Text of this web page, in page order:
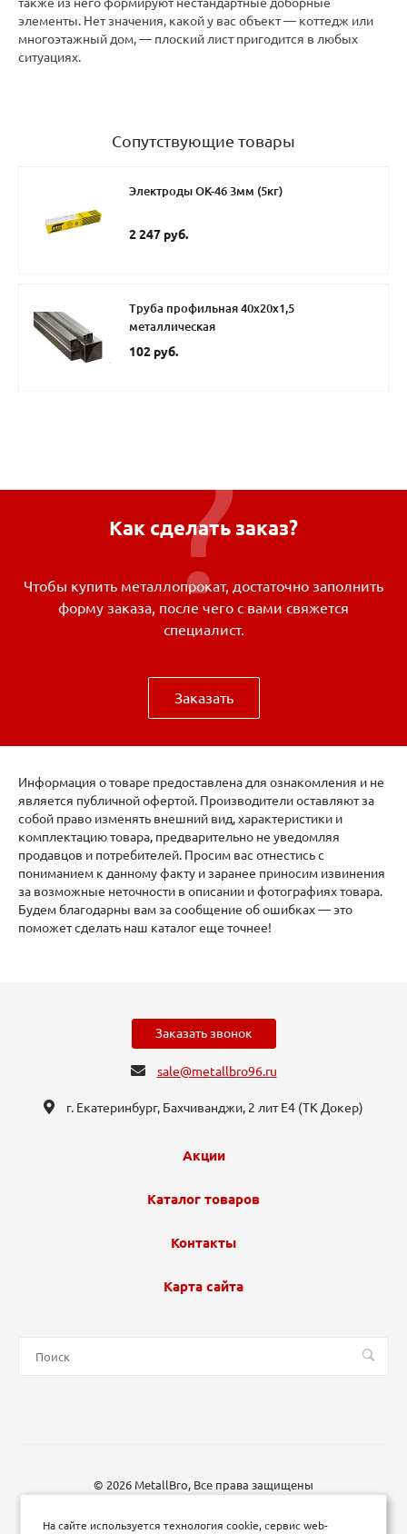
также из него формируют нестандартные доборные
элементы. Нет значения, какой у вас объект — коттедж или
многоэтажный дом, — плоский лист пригодится в любых
ситуациях.
Сопутствующие товары
Электроды ОК-46 3мм (5кг)
2 247 руб.
Труба профильная 40х20х1,5
металлическая
102 руб.
Как сделать заказ?
Чтобы купить металлопрокат, достаточно заполнить
форму заказа, после чего с вами свяжется
специалист.
Заказать
Информация о товаре предоставлена для ознакомления и не
является публичной офертой. Производители оставляют за
собой право изменять внешний вид, характеристики и
комплектацию товара, предварительно не уведомляя
продавцов и потребителей. Просим вас отнестись с
пониманием к данному факту и заранее приносим извинения
за возможные неточности в описании и фотографиях товара.
Будем благодарны вам за сообщение об ошибках — это
поможет сделать наш каталог еще точнее!
Заказать звонок
sale@metallbro96.ru
г. Екатеринбург, ​Бахчиванджи, 2 лит Е4 (ТК Докер​)
Акции
Каталог товаров
Контакты
Карта сайта
© 2026 MetallBro, Все права защищены
На сайте используется технология cookie, сервис web-